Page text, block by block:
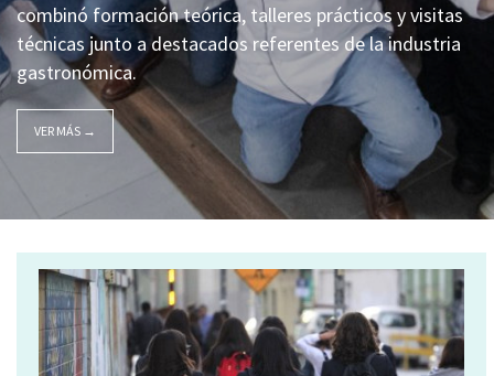
combinó formación teórica, talleres prácticos y visitas
técnicas junto a destacados referentes de la industria
gastronómica.
VER MÁS →